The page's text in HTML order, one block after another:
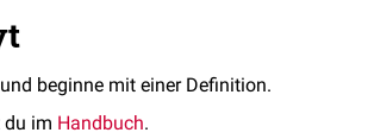
und beginne mit einer Definition.
im Handbuch.